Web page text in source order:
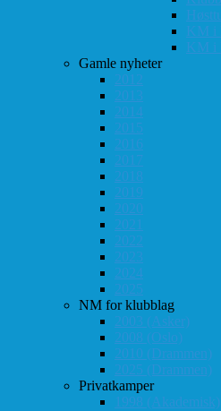
KM i
KM i
Gamle nyheter
2012
2013
2014
2015
2016
2017
2018
2019
2020
2021
2022
2023
2024
2025
NM for klubblag
2003 (Asker)
2008 (Oslo)
2010 (Drammen)
2025 (Drammen)
Privatkamper
1998 (Akademisk)